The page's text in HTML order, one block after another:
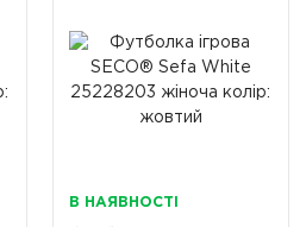
В НАЯВНОСТІ